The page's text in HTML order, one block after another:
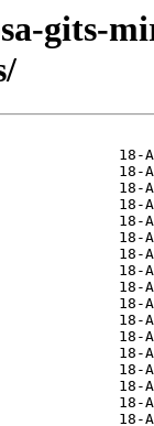
gits-